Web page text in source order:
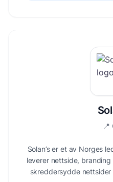
📍
Solan’s er et av Norges
leverer nettside,
skreddersydde